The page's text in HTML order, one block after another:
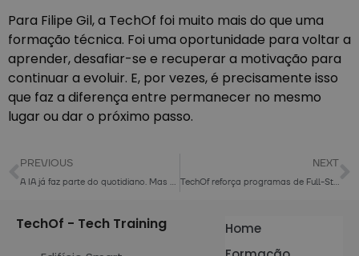
Para Filipe Gil, a TechOf foi muito mais do que uma
formação técnica. Foi uma oportunidade para voltar a
aprender, desafiar-se e recuperar a motivação para
continuar a evoluir. E, por vezes, é precisamente isso
que faz a diferença entre permanecer no mesmo
lugar ou dar o próximo passo.
PREVIOUS
A IA já faz parte do quotidiano. Mas estarão as empresas preparadas?
NEXT
TechOf reforça programas de Full-Stack Developer e FrontEnd Developer com novos módulos
TechOf - Tech Training
Home